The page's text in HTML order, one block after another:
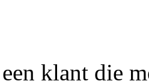
klant die